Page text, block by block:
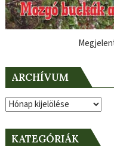
ARCHÍVUM
Archívum
KATEGÓRIÁK